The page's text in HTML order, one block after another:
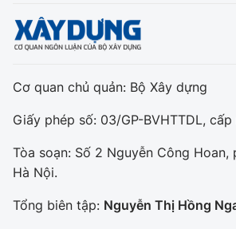
Cơ quan chủ quản: Bộ Xây dựng
Giấy phép số: 03/GP-BVHTTDL,
Tòa soạn: Số 2 Nguyễn Công Hoan,
Hà Nội.
Tổng biên tập: Nguyễn Thị Hồng